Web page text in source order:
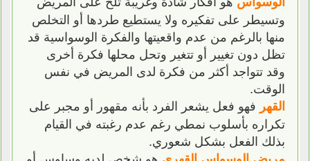
وتسيطر على تفكيره ولا يستطيع طردها أو التخلص
منها بالرغم من عدم واقعيتها والفكرة الوسواسية قد
تظل دون تغيير أو تتغير وتحل محلها فكرة أخرى
وقد تتواجد أكثر من فكرة لدى المريض في نفس
الوقت.
القهر فهو فعل يشعر الفرد بأنه مقهور أو مجبر على
تكراره بأسلوب نمطي رغم عدم رغبته في القيام
بذلك الفعل بشكل شعوري.
هو شخص لديه وساوس أو